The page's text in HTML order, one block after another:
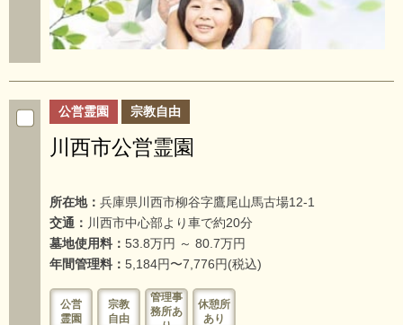
公営霊園 宗教自由
川西市公営霊園
所在地： 兵庫県川西市柳谷字鷹尾山馬古場12-1
交通： 川西市中心部より車で約20分
墓地使用料： 53.8万円 ～ 80.7万円
年間管理料： 5,184円〜7,776円(税込)
公営
霊園
宗教
自由
管理事
務所あ
休憩所
あり